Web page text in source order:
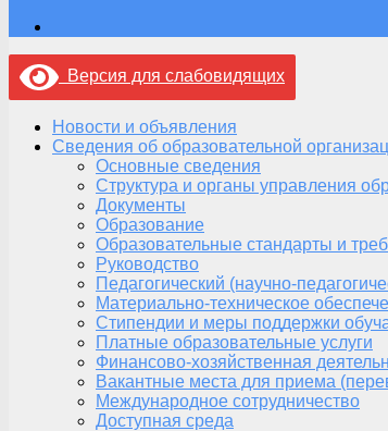
Версия для слабовидящих
Новости и объявления
Сведения об образовательной
Основные сведения
Структура и органы управления
Документы
Образование
Образовательные стандарты и
Руководство
Педагогический (научно-
Материально-техническое
Стипендии и меры поддержки
Платные образовательные услуги
Финансово-хозяйственная
Вакантные места для приема
Международное сотрудничество
Доступная среда